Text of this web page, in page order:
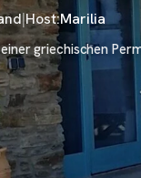
|Host:Marilia
griechischen